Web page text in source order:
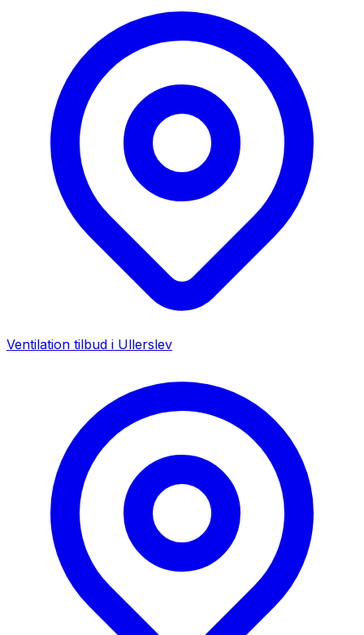
Ventilation tilbud i Ullerslev